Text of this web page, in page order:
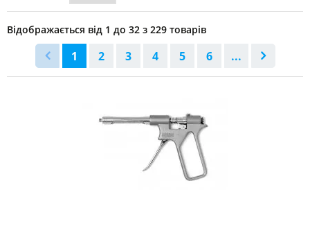
Відображається від 1 до 32 з 229 товарів
1 2 3 4 5 6 ...